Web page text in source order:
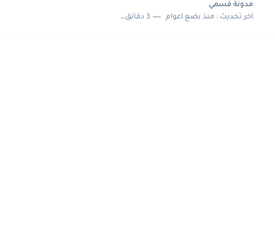
مدونة قسمي
اخر تحديث :منذ بضع اعوام 3 دقائق للقراءة